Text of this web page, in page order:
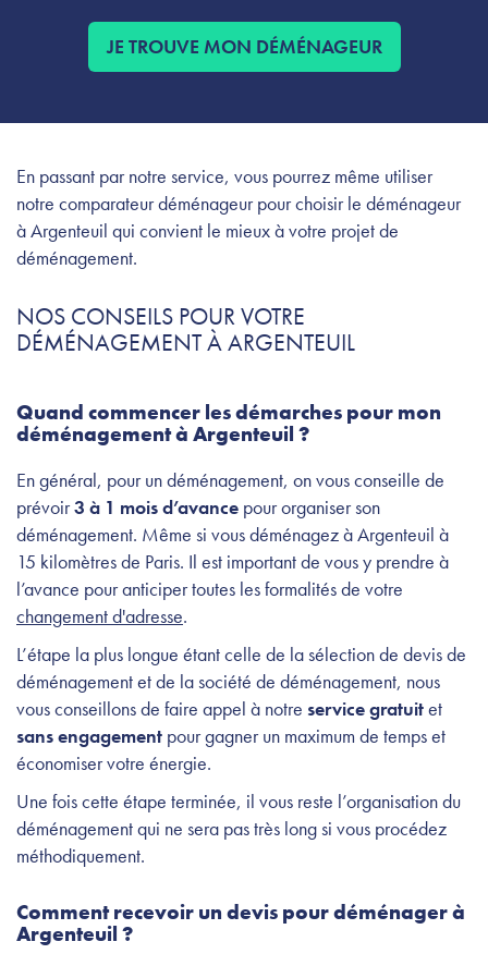
JE TROUVE MON DÉMÉNAGEUR
En passant par notre service, vous pourrez même utiliser
notre comparateur déménageur pour choisir le déménageur
à Argenteuil qui convient le mieux à votre projet de
déménagement.
NOS CONSEILS POUR VOTRE
DÉMÉNAGEMENT À ARGENTEUIL
Quand commencer les démarches pour mon
déménagement à Argenteuil ?
En général, pour un déménagement, on vous conseille de
prévoir3 à 1 mois d’avance pour organiser son
déménagement. Même si vous déménagez à Argenteuil à
15 kilomètres de Paris. Il est important de vous y prendre à
l’avance pour anticiper toutes les formalités de votre
changement d'adresse.
L’étape la plus longue étant celle de la sélection de devis de
déménagement et de la société de déménagement, nous
vous conseillons de faire appel à notre service gratuitet
sans engagement pour gagner un maximum de temps et
économiser votre énergie.
Une fois cette étape terminée, il vous reste l’organisation du
déménagement qui ne sera pas très long si vous procédez
méthodiquement.
Comment recevoir un devis pour déménager à
Argenteuil ?